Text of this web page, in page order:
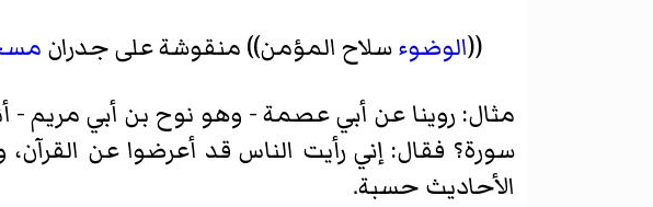
((الوضوءسلاح المؤمن)) منقوشة على جدران
مثال: روينا عن أبي عصمة - وهو نوح بن أبي مريم -
سورة؟ فقال: إني رأيت الناس قد أعرضوا عن
الأحاديث حسبة.